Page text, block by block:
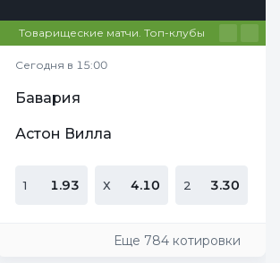
Товарищеские матчи. Топ-клубы
Сегодня в 15:00
Бавария
Астон Вилла
1 1.93 Х 4.10 2 3.30
Еще 784 котировки